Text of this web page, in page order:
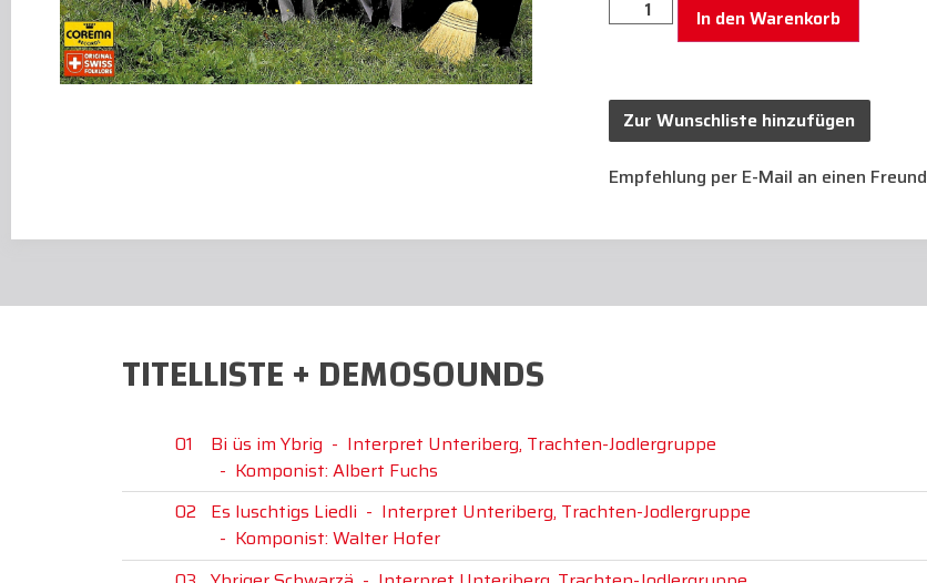
In den Warenkorb
Zur Wunschliste hinzufügen
Empfehlung per E-Mail an einen Freund
TITELLISTE + DEMOSOUNDS
01 Bi üs im Ybrig - Interpret Unteriberg, Trachten-Jodlergruppe
- Komponist: Albert Fuchs
02 Es luschtigs Liedli - Interpret Unteriberg, Trachten-Jodlergruppe
- Komponist: Walter Hofer